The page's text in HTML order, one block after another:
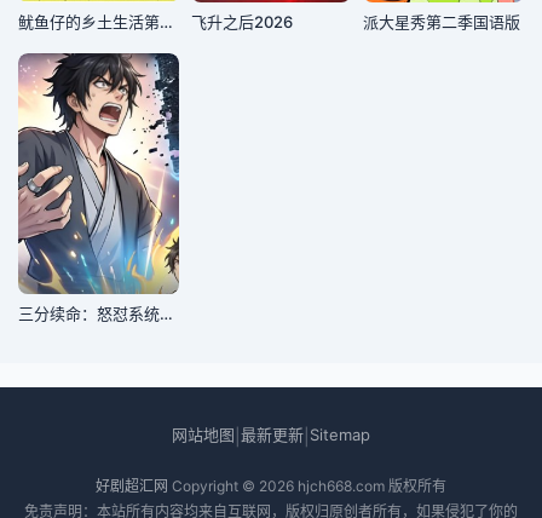
鱿鱼仔的乡土生活第三季 飞升之后2026 派大星秀第二季国语版
三分续命：怒怼系统，遇强则强
网站地图 最新更新 Sitemap
好剧超汇网 Copyright © 2026 hjch668.com 版权所有
免责声明：本站所有内容均来自互联网，版权归原创者所有，如果侵犯了你的